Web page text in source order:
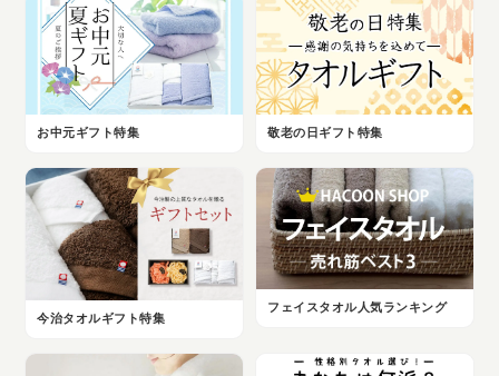
お中元ギフト特集 敬老の日ギフト特集
今治タオルギフト特集
フェイスタオル人気ランキング